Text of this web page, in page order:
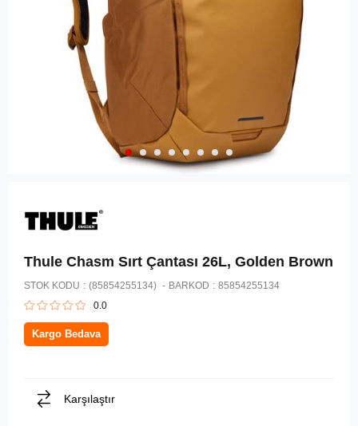
Thule Chasm Sırt Çantası 26L, Golden Brown
STOK KODU (85854255134) BARKOD : 85854255134
0.0
Kargo Bedava
Karşılaştır